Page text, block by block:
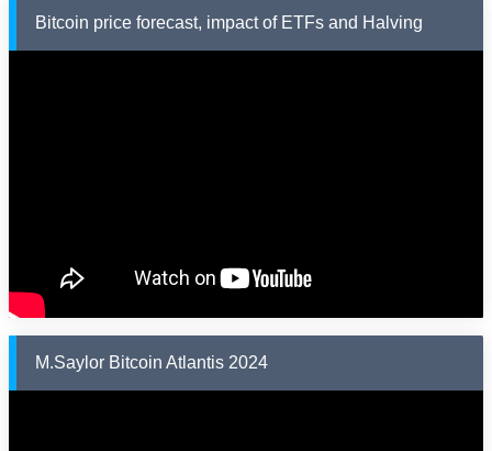
Bitcoin price forecast, impact of ETFs and Halving
M.Saylor Bitcoin Atlantis 2024